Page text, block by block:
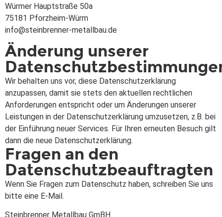
Würmer Hauptstraße 50a
75181 Pforzheim-Würm
info@steinbrenner-metallbau.de
Änderung unserer
Wir behalten uns vor, diese Datenschutzerklärung
anzupassen, damit sie stets den aktuellen rechtlichen
Anforderungen entspricht oder um Änderungen unserer
Leistungen in der Datenschutzerklärung umzusetzen, z.B. bei
der Einführung neuer Services. Für Ihren erneuten Besuch gilt
dann die neue Datenschutzerklärung.
Fragen an den
Datenschutzbeauftragten
Wenn Sie Fragen zum Datenschutz haben, schreiben Sie uns
bitte eine E-Mail.
Steinbrenner Metallbau GmBH